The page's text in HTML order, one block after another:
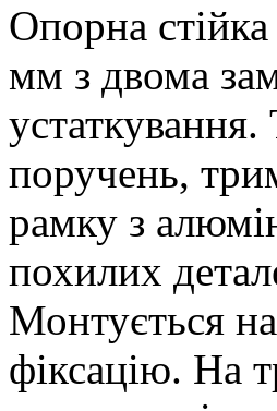
Опорна
мм з двома
поручень,
рамку з
похилих
Монтується
фіксацію. На